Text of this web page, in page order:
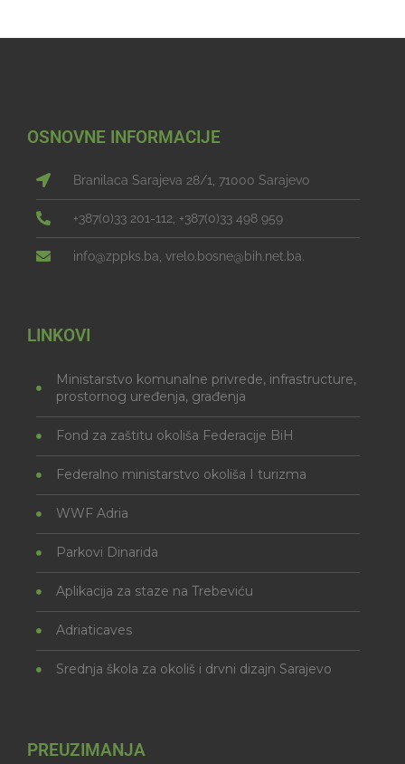
OSNOVNE INFORMACIJE
Branilaca Sarajeva 28/1, 71000 Sarajevo
+387(0)33 201-112, +387(0)33 498 959
info@zppks.ba, vrelo.bosne@bih.net.ba.
LINKOVI
Ministarstvo komunalne privrede, infrastructure,
prostornog uređenja, građenja
Fond za zaštitu okoliša Federacije BiH
Federalno ministarstvo okoliša I turizma
WWF Adria
Parkovi Dinarida
Aplikacija za staze na Trebeviću
Adriaticaves
Srednja škola za okoliš i drvni dizajn Sarajevo
PREUZIMANJA